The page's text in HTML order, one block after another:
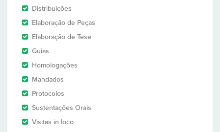
Distribuições
Elaboração de Peças
Elaboração de Tese
Guias
Homologações
Mandados
Protocolos
Sustentações Orais
Visitas in loco